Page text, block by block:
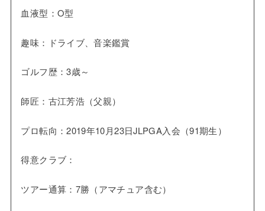
血液型：O型
趣味：ドライブ、音楽鑑賞
ゴルフ歴：3歳～
師匠：古江芳浩（父親）
プロ転向：2019年10月23日JLPGA入会（91期生）
得意クラブ：
ツアー通算：7勝（アマチュア含む）